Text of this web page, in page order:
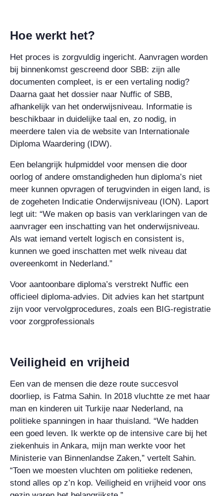
Hoe werkt het?
Het proces is zorgvuldig ingericht. Aanvragen worden
bij binnenkomst gescreend door SBB: zijn alle
documenten compleet, is er een vertaling nodig?
Daarna gaat het dossier naar Nuffic of SBB,
afhankelijk van het onderwijsniveau. Informatie is
beschikbaar in duidelijke taal en, zo nodig, in
meerdere talen via de website van Internationale
Diploma Waardering (IDW).
Een belangrijk hulpmiddel voor mensen die door
oorlog of andere omstandigheden hun diploma’s niet
meer kunnen opvragen of terugvinden in eigen land, is
de zogeheten Indicatie Onderwijsniveau (ION). Laport
legt uit: “We maken op basis van verklaringen van de
aanvrager een inschatting van het onderwijsniveau.
Als wat iemand vertelt logisch en consistent is,
kunnen we goed inschatten met welk niveau dat
overeenkomt in Nederland.”
Voor aantoonbare diploma’s verstrekt Nuffic een
officieel diploma-advies. Dit advies kan het startpunt
zijn voor vervolgprocedures, zoals een BIG-registratie
voor zorgprofessionals
Veiligheid en vrijheid
Een van de mensen die deze route succesvol
doorliep, is Fatma Sahin. In 2018 vluchtte ze met haar
man en kinderen uit Turkije naar Nederland, na
politieke spanningen in haar thuisland. “We hadden
een goed leven. Ik werkte op de intensive care bij het
ziekenhuis in Ankara, mijn man werkte voor het
Ministerie van Binnenlandse Zaken,” vertelt Sahin.
“Toen we moesten vluchten om politieke redenen,
stond alles op z’n kop. Veiligheid en vrijheid voor ons